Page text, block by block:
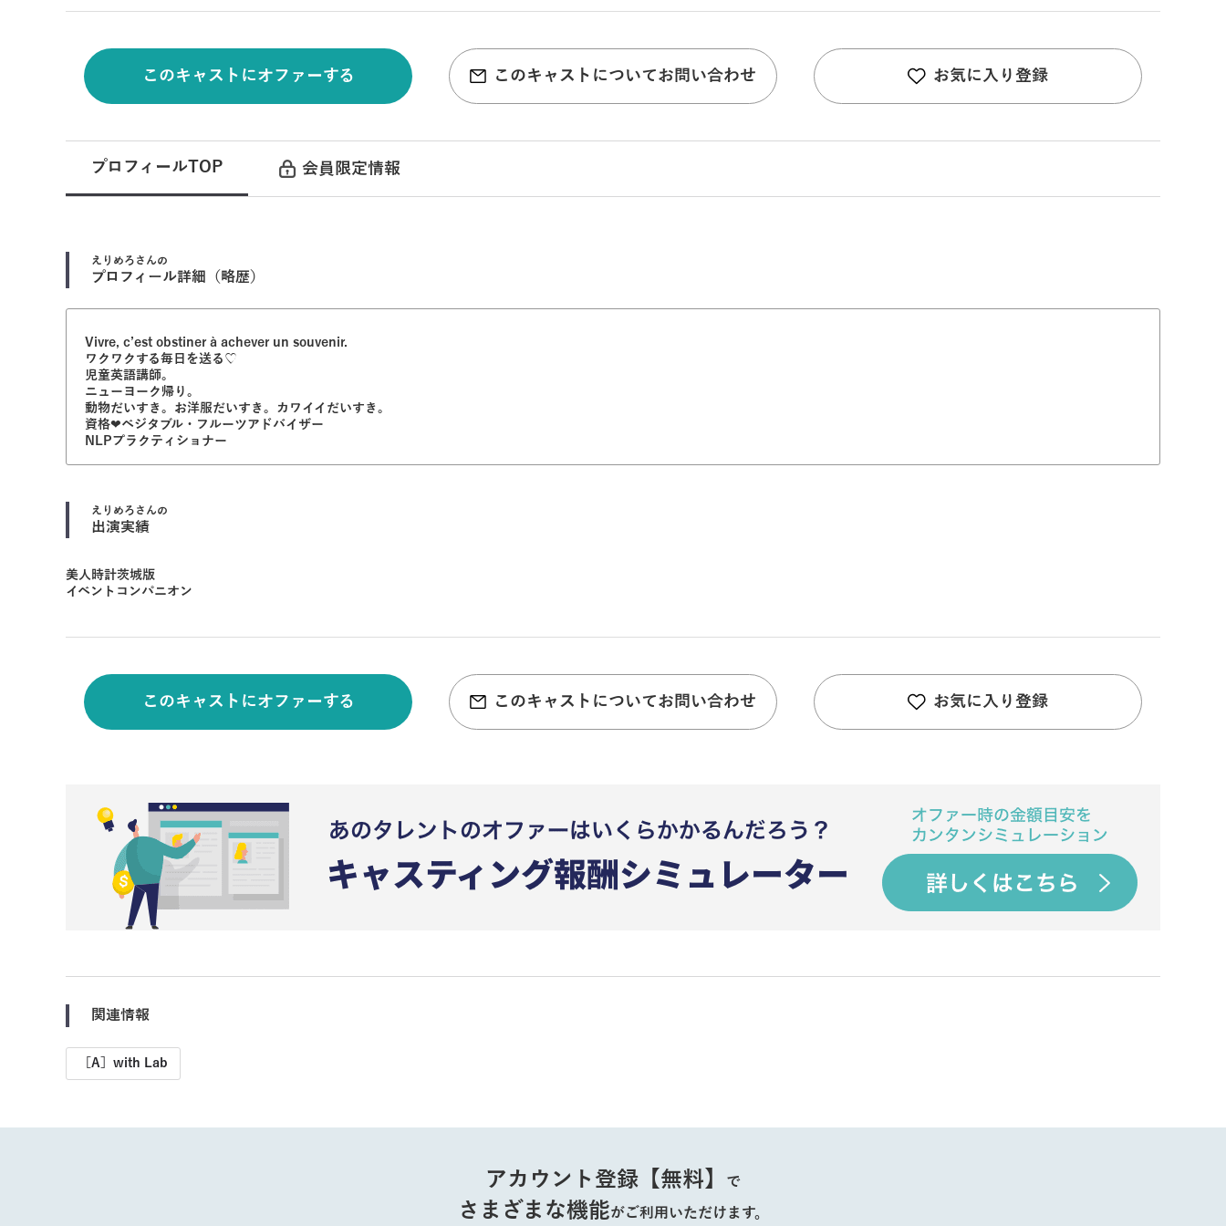
このキャストにオファーする このキャストについてお問い合わせ お気に入り登録
プロフィールTOP 会員限定情報
えりめろ さんの
プロフィール詳細（略歴）
Vivre, c’est obstiner à achever un souvenir.
ワクワクする毎日を送る♡
児童英語講師。
ニューヨーク帰り。
動物だいすき。お洋服だいすき。カワイイだいすき。
資格❤︎ベジタブル・フルーツアドバイザー
NLPプラクティショナー
えりめろ さんの
出演実績
美人時計茨城版
イベントコンパニオン
このキャストにオファーする このキャストについてお問い合わせ お気に入り登録
関連情報
［A］with Lab
アカウント登録【無料】 で
さまざまな機能がご利用いただけます。